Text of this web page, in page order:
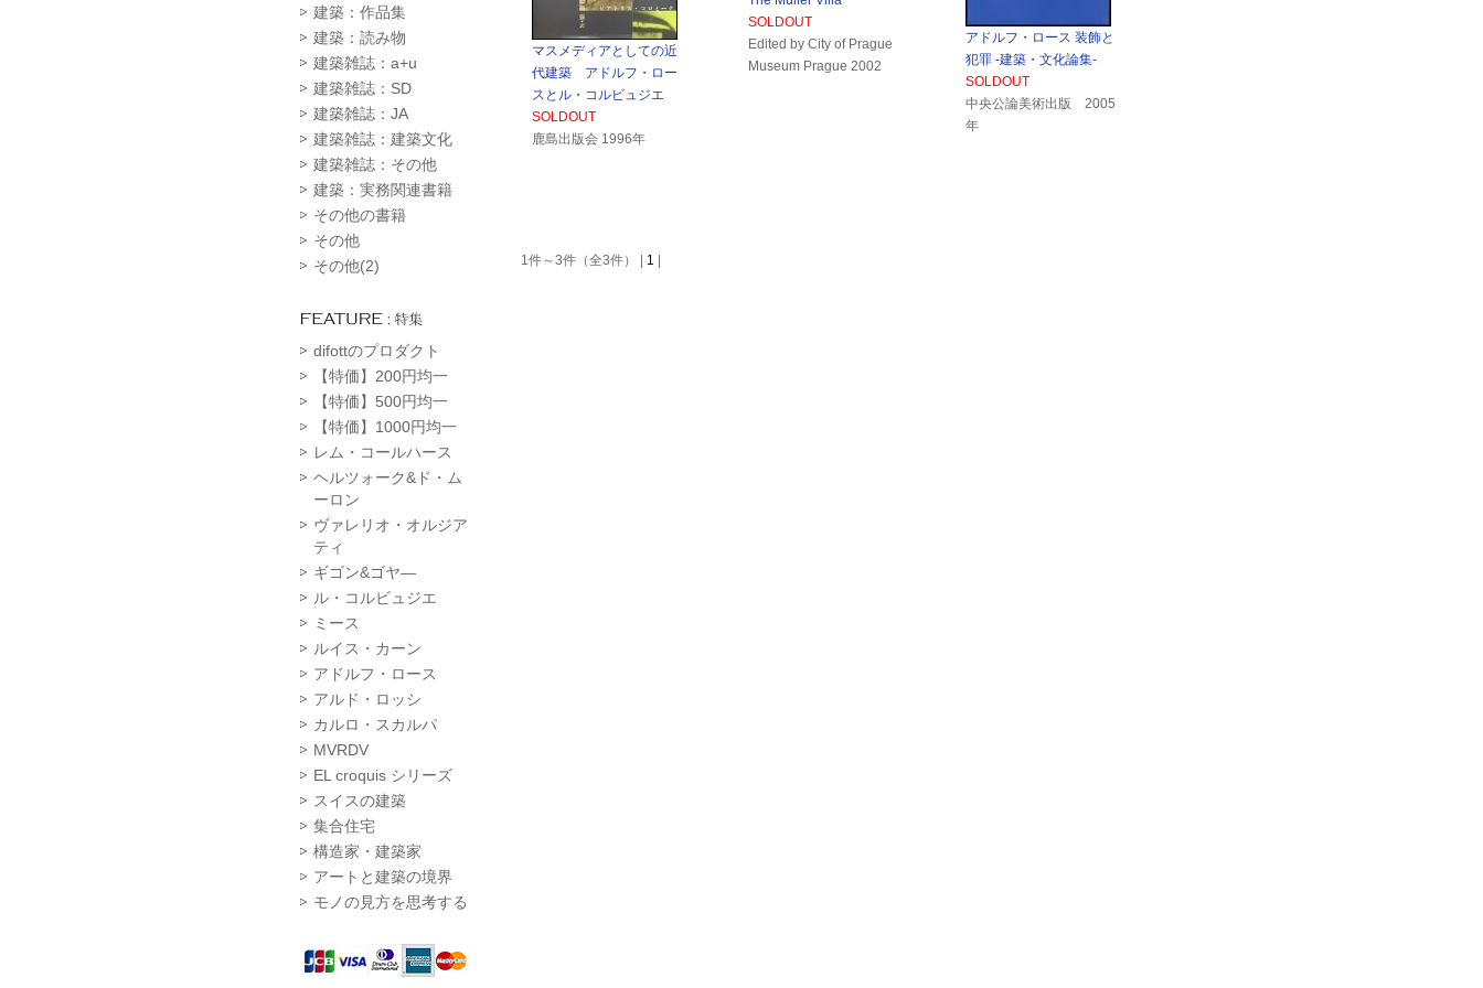
建築：作品集
建築：読み物
建築雑誌：a+u
建築雑誌：SD
建築雑誌：JA
建築雑誌：建築文化
建築雑誌：その他
建築：実務関連書籍
その他の書籍
その他
その他(2)
difottのプロダクト
【特価】200円均一
【特価】500円均一
【特価】1000円均一
レム・コールハース
ヘルツォーク&ド・ム
ーロン
ヴァレリオ・オルジア
ティ
ギゴン&ゴヤ―
ル・コルビュジエ
ミース
ルイス・カーン
アドルフ・ロース
アルド・ロッシ
カルロ・スカルパ
MVRDV
EL croquis シリーズ
スイスの建築
集合住宅
構造家・建築家
アートと建築の境界
モノの見方を思考する
マスメディアとしての近
代建築 アドルフ・ロー
スとル・コルビュジエ
SOLDOUT
鹿島出版会 1996年
SOLDOUT
Edited by City of Prague
Museum Prague 2002
アドルフ・ロース 装飾と
犯罪 -建築・文化論集-
SOLDOUT
中央公論美術出版 2005
年
1件～3件（全3件） | 1